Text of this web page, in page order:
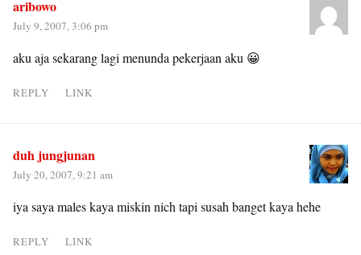
aribowo
July 9, 2007, 3:06 pm
aku aja sekarang lagi menunda pekerjaan aku 😀
REPLY LINK
duh jungjunan
July 20, 2007, 9:21 am
iya saya males kaya miskin nich tapi susah banget kaya hehe
REPLY LINK